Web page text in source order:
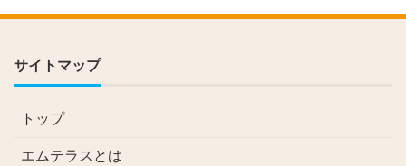
サイトマップ
トップ
エムテラスとは